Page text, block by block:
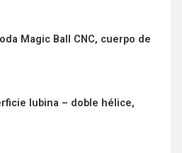
Magic Ball CNC, cuerpo de
lubina – doble hélice,